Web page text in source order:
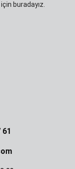
buradayız.
61